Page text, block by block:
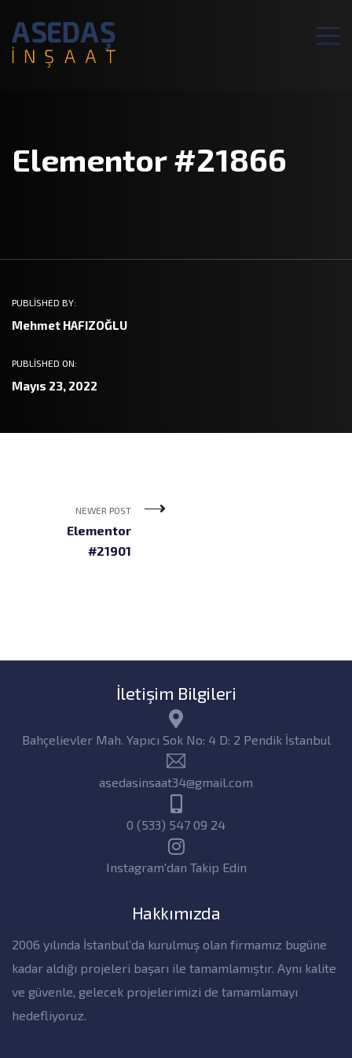
Elementor #21866
PUBLISHED BY:
Mehmet HAFIZOĞLU
PUBLISHED ON:
Mayıs 23, 2022
NEWER POST
Elementor
#21901
İletişim Bilgileri
Bahçelievler Mah. Yapıcı Sok No: 4 D: 2 Pendik İstanbul
asedasinsaat34@gmail.com
0 (533) 547 09 24
Instagram'dan Takip Edin
Hakkımızda
2006 yılında İstanbul’da kurulmuş olan firmamız bugüne
kadar aldığı projeleri başarı ile tamamlamıştır. Aynı kalite
ve güvenle, gelecek projelerimizi de tamamlamayı
hedefliyoruz.